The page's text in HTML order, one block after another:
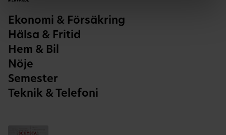
Ekonomi & Försäkring
Hälsa & Fritid
Hem & Bil
Nöje
Semester
Teknik & Telefoni